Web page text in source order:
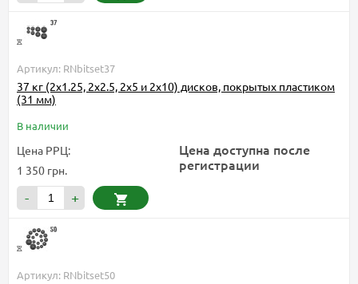
Артикул: RNbitset37
37 кг (2х1.25, 2х2.5, 2x5 и 2x10) дисков, покрытых пластиком
(31 мм)
В наличии
Цена РРЦ:
1 350 грн.
Цена доступна после
регистрации
- +
Артикул: RNbitset50